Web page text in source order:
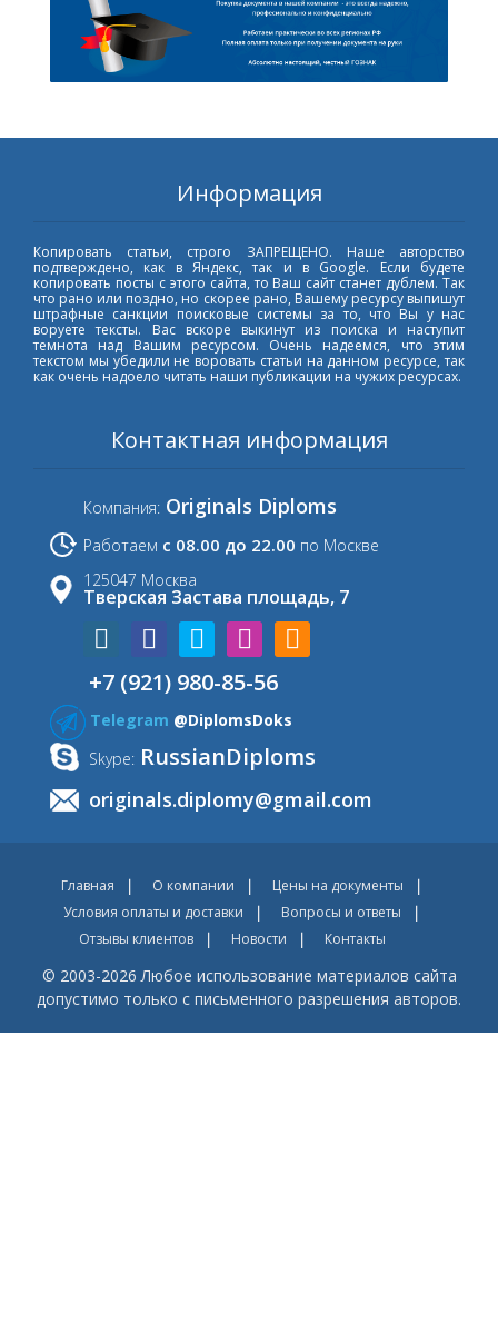
Информация
Копировать статьи, строго ЗАПРЕЩЕНО. Наше авторство
подтверждено, как в Яндекс, так и в Google. Если будете
копировать посты с этого сайта, то Ваш сайт станет дублем. Так
что рано или поздно, но скорее рано, Вашему ресурсу выпишут
штрафные санкции поисковые системы за то, что Вы у нас
воруете тексты. Вас вскоре выкинут из поиска и наступит
темнота над Вашим ресурсом. Очень надеемся, что этим
текстом мы убедили не воровать статьи на данном ресурсе, так
как очень надоело читать наши публикации на чужих ресурсах.
Контактная информация
Компания: Originals Diploms
Работаем с 08.00 до 22.00 по Москве
125047 Москва
Тверская Застава площадь, 7
+7 (921) 980-85-56
Telegram @DiplomsDoks
Skype: RussianDiploms
originals.diplomy@gmail.com
Главная О компании
Цены на документы
Условия оплаты и доставки
Вопросы и ответы
Отзывы клиентов
Новости Контакты
© 2003-2026 Любое использование материалов сайта
допустимо только с письменного разрешения авторов.